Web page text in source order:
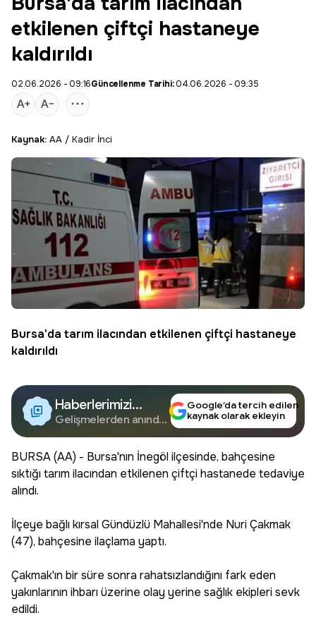
etkilenen çiftçi hastaneye
kaldırıldı
02.06.2026 - 09:16Güncellenme Tarihi:04.06.2026 - 09:35
Kaynak: AA / Kadir İnci
Bursa'da tarım ilacından etkilenen çiftçi hastaneye
kaldırıldı
Haberlerimizi
Google'da Takip
Edin
Gelişmelerden anında
Google’da tercih edilen
kaynak olarak ekleyin
BURSA (AA) - Bursa'nın İnegöl ilçesinde, bahçesine
sıktığı tarım ilacından etkilenen çiftçi hastanede tedaviye
alındı.
İlçeye bağlı kırsal Gündüzlü Mahallesi'nde Nuri Çakmak
(47), bahçesine ilaçlama yaptı.
Çakmak'ın bir süre sonra rahatsızlandığını fark eden
yakınlarının ihbarı üzerine olay yerine sağlık ekipleri sevk
edildi.